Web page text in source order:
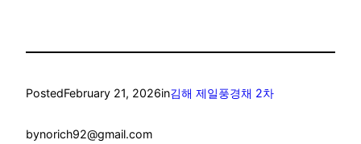
PostedFebruary 21, 2026in김해 제일풍경채 2차
bynorich92@gmail.com